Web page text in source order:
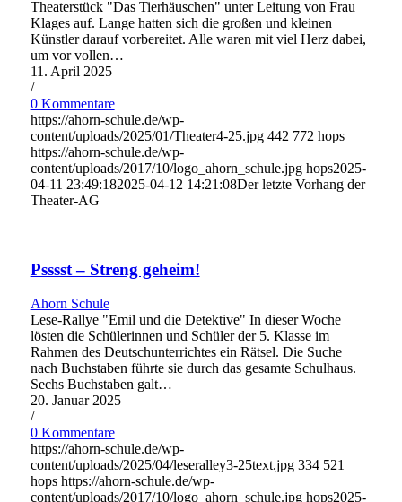
Theaterstück "Das Tierhäuschen" unter Leitung von Frau
Klages auf. Lange hatten sich die großen und kleinen
Künstler darauf vorbereitet. Alle waren mit viel Herz dabei,
um vor vollen…
11. April 2025
/
0 Kommentare
https://ahorn-schule.de/wp-
content/uploads/2025/01/Theater4-25.jpg 442 772 hops
https://ahorn-schule.de/wp-
content/uploads/2017/10/logo_ahorn_schule.jpg hops2025-
04-11 23:49:182025-04-12 14:21:08Der letzte Vorhang der
Theater-AG
Psssst – Streng geheim!
Ahorn Schule
Lese-Rallye "Emil und die Detektive" In dieser Woche
lösten die Schülerinnen und Schüler der 5. Klasse im
Rahmen des Deutschunterrichtes ein Rätsel. Die Suche
nach Buchstaben führte sie durch das gesamte Schulhaus.
Sechs Buchstaben galt…
20. Januar 2025
/
0 Kommentare
https://ahorn-schule.de/wp-
content/uploads/2025/04/leseralley3-25text.jpg 334 521
hops https://ahorn-schule.de/wp-
content/uploads/2017/10/logo_ahorn_schule.jpg hops2025-